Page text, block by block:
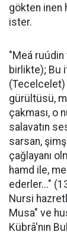
gökten inen
ister.
​"Meá
birlikte); Bu
(Tecelcelet)
gürültüsü,
çakması, o
salavatın
sarsan,
çağlayanı
hamd ile,
ederler..."
Nursi
Musa" ve
Kübrâ'nın